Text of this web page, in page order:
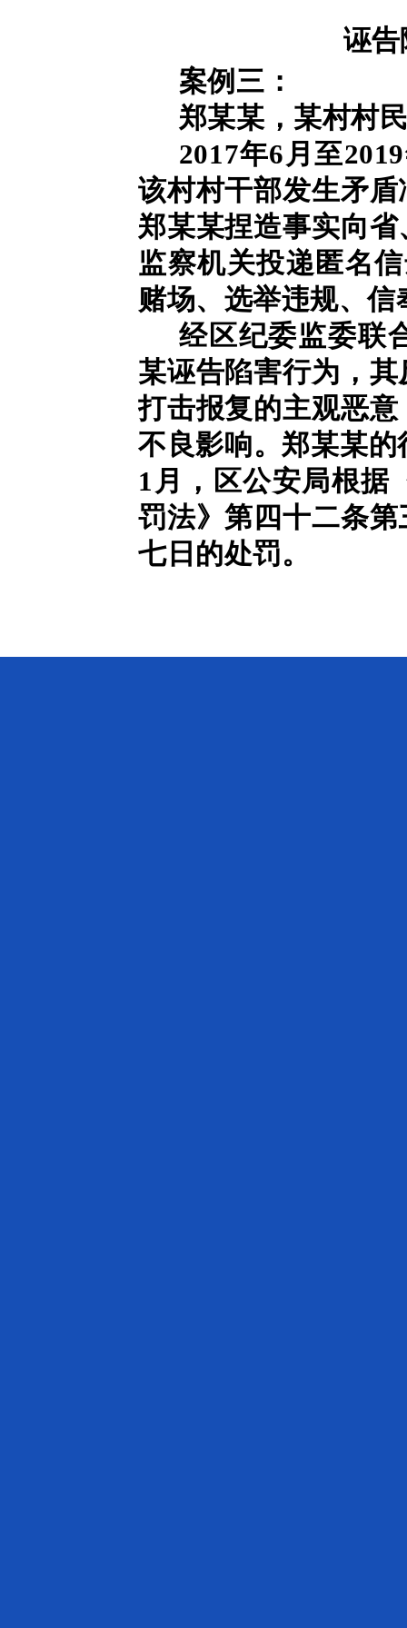
诬告
案例三：
郑某某，某村村
2017年6月至
该村村干部发生矛
郑某某捏造事实向
监察机关投递匿名
赌场、选举违规、
经区纪委监委联
某诬告陷害行为，
打击报复的主观恶
不良影响。郑某某
1月，区公安局根据
罚法》第四十二条
七日的处罚。